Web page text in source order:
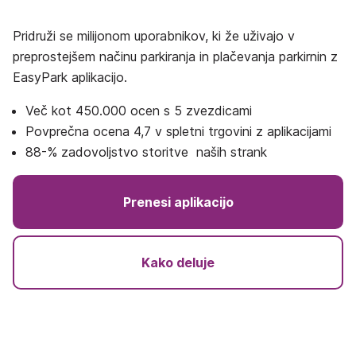
Pridruži se milijonom uporabnikov, ki že uživajo v
preprostejšem načinu parkiranja in plačevanja parkirnin z
EasyPark aplikacijo.
Več kot 450.000 ocen s 5 zvezdicami
Povprečna ocena 4,7 v spletni trgovini z aplikacijami
88-% zadovoljstvo storitve naših strank
Prenesi aplikacijo
Kako deluje